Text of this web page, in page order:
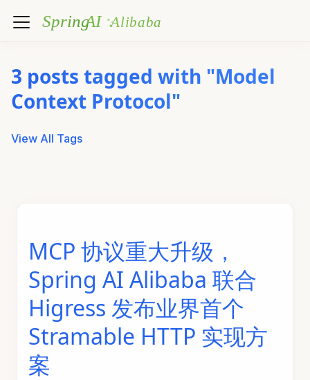
3 posts tagged with "Model
Context Protocol"
View All Tags
MCP 协议重大升级，
Spring AI Alibaba 联合
Higress 发布业界首个
Stramable HTTP 实现方
案